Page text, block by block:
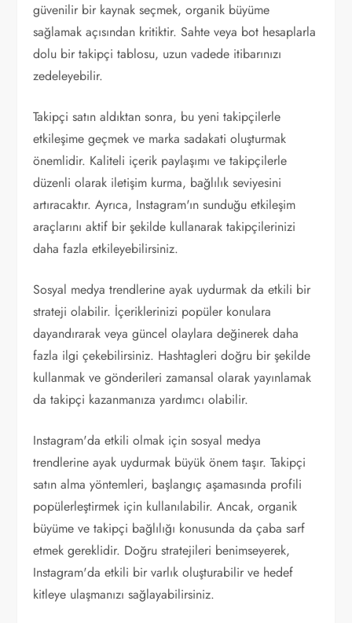
güvenilir bir kaynak seçmek, organik büyüme
sağlamak açısından kritiktir. Sahte veya bot hesaplarla
dolu bir takipçi tablosu, uzun vadede itibarınızı
zedeleyebilir.
Takipçi satın aldıktan sonra, bu yeni takipçilerle
etkileşime geçmek ve marka sadakati oluşturmak
önemlidir. Kaliteli içerik paylaşımı ve takipçilerle
düzenli olarak iletişim kurma, bağlılık seviyesini
artıracaktır. Ayrıca, Instagram'ın sunduğu etkileşim
araçlarını aktif bir şekilde kullanarak takipçilerinizi
daha fazla etkileyebilirsiniz.
Sosyal medya trendlerine ayak uydurmak da etkili bir
strateji olabilir. İçeriklerinizi popüler konulara
dayandırarak veya güncel olaylara değinerek daha
fazla ilgi çekebilirsiniz. Hashtagleri doğru bir şekilde
kullanmak ve gönderileri zamansal olarak yayınlamak
da takipçi kazanmanıza yardımcı olabilir.
Instagram'da etkili olmak için sosyal medya
trendlerine ayak uydurmak büyük önem taşır. Takipçi
satın alma yöntemleri, başlangıç aşamasında profili
popülerleştirmek için kullanılabilir. Ancak, organik
büyüme ve takipçi bağlılığı konusunda da çaba sarf
etmek gereklidir. Doğru stratejileri benimseyerek,
Instagram'da etkili bir varlık oluşturabilir ve hedef
kitleye ulaşmanızı sağlayabilirsiniz.